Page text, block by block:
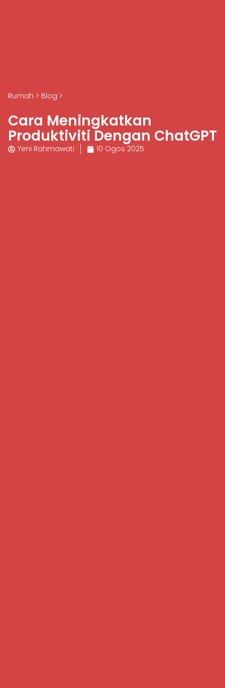
Rumah > Blog >
Cara Meningkatkan
Produktiviti Dengan ChatGPT
Yeni Rahmawati 10 Ogos 2025